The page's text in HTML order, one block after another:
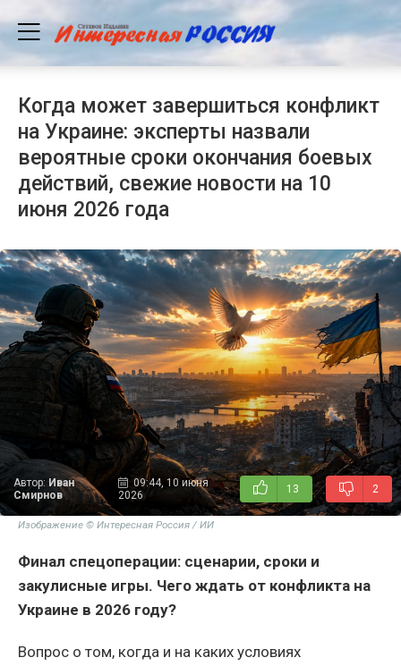
Когда может завершиться конфликт
на Украине: эксперты назвали
вероятные сроки окончания боевых
действий, свежие новости на 10
июня 2026 года
Автор: Иван
Смирнов
09:44, 10 июня
2026
13 2
Изображение © Интересная Россия / ИИ
Финал спецоперации: сценарии, сроки и
закулисные игры. Чего ждать от конфликта на
Украине в 2026 году?
Вопрос о том, когда и на каких условиях